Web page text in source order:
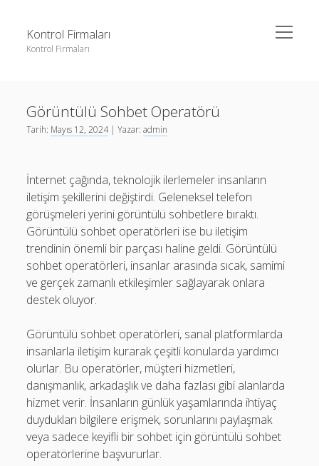
Kontrol Firmaları
Kontrol Firmaları
menüyü
aç
Liste
Sayfa Listesi
Youtube Dislike Arttırma Parasız
Sayfa Listesi
Şifresiz Facebook Beğeni Yükseltme
Youtube Dislike Arttırma Parasız
Görüntülü Sohbet Operatörü
Tarih: Mayıs 12, 2024| Yazar:admin
İnternet çağında, teknolojik ilerlemeler insanların
iletişim şekillerini değiştirdi. Geleneksel telefon
görüşmeleri yerini görüntülü sohbetlere bıraktı.
Görüntülü sohbet operatörleri ise bu iletişim
trendinin önemli bir parçası haline geldi. Görüntülü
sohbet operatörleri, insanlar arasında sıcak, samimi
ve gerçek zamanlı etkileşimler sağlayarak onlara
destek oluyor.
Görüntülü sohbet operatörleri, sanal platformlarda
insanlarla iletişim kurarak çeşitli konularda yardımcı
olurlar. Bu operatörler, müşteri hizmetleri,
danışmanlık, arkadaşlık ve daha fazlası gibi alanlarda
hizmet verir. İnsanların günlük yaşamlarında ihtiyaç
duydukları bilgilere erişmek, sorunlarını paylaşmak
veya sadece keyifli bir sohbet için görüntülü sohbet
operatörlerine başvururlar.